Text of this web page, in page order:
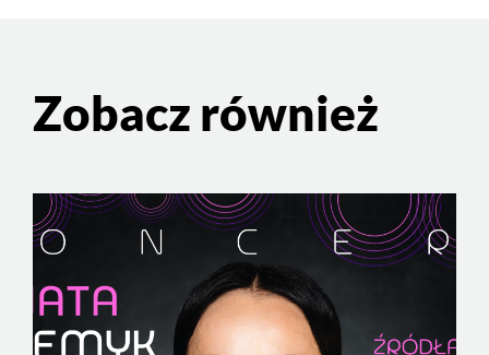
Zobacz również